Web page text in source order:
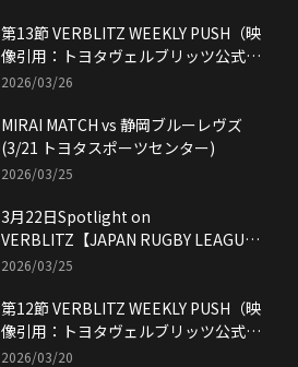
第13節 VERBLITZ WEEKLY PUSH（映
像引用：トヨタヴェルブリッツ公式
YouTubeチャンネル）
2026/03/26
MIRAI MATCH vs 静岡ブルーレヴズ
(3/21 トヨタスポーツセンター)
2026/03/25
3月22日Spotlight on
VERBLITZ【JAPAN RUGBY LEAGUE
ONE】映像引用：トヨタヴェルブリッ
2026/03/25
第12節 VERBLITZ WEEKLY PUSH（映
像引用：トヨタヴェルブリッツ公式
YouTubeチャンネル）
2026/03/20